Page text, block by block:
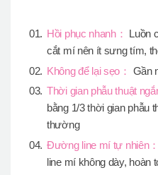
Hồi phục nhanh： Luồn
cắt mí nên ít sưng tím,
Không để lại sẹo： Gần
Thời gian phẫu thuật
bằng 1/3 thời gian phẫu
thường
Đường line mí tự nhiên：
line mí không dày, hoàn